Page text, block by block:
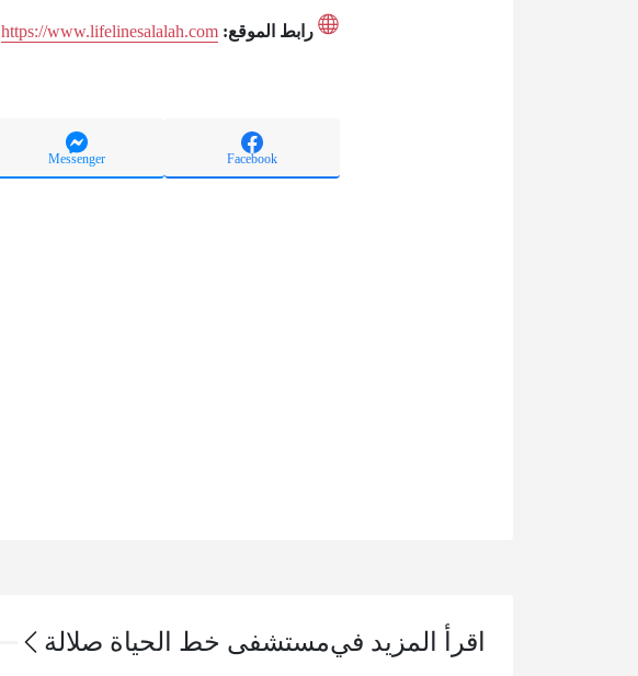
رابط الموقع: https://www.lifelinesalalah.com
Facebook
Messenger
اقرأ المزيد فيمستشفى خط الحياة صلالة